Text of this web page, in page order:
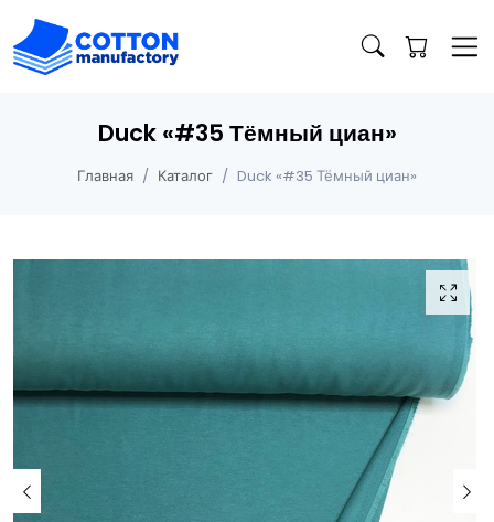
Duck «#35 Тёмный циан»
Главная Каталог Duck «#35 Тёмный циан»